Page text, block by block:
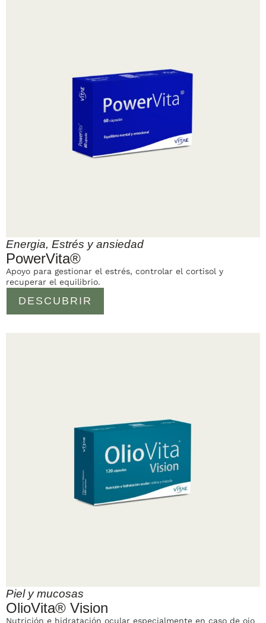
Energia, Estrés y ansiedad
PowerVita®
DESCUBRIR
Apoyo para gestionar el estrés, controlar el cortisol y
recuperar el equilibrio.
Piel y mucosas
OlioVita® Vision
Nutrición e hidratación ocular especialmente en caso de ojo